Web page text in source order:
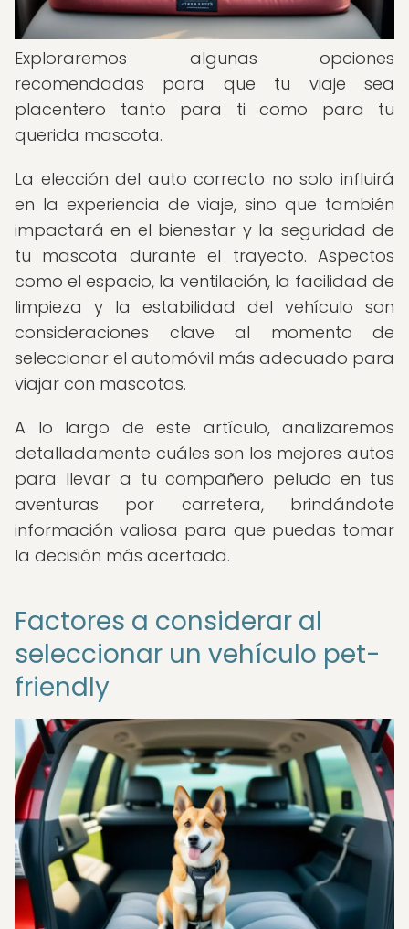
Exploraremos algunas opciones
recomendadas para que tu viaje sea
placentero tanto para ti como para tu
querida mascota.
La elección del auto correcto no solo influirá
en la experiencia de viaje, sino que también
impactará en el bienestar y la seguridad de
tu mascota durante el trayecto. Aspectos
como el espacio, la ventilación, la facilidad de
limpieza y la estabilidad del vehículo son
consideraciones clave al momento de
seleccionar el automóvil más adecuado para
viajar con mascotas.
A lo largo de este artículo, analizaremos
detalladamente cuáles son los mejores autos
para llevar a tu compañero peludo en tus
aventuras por carretera, brindándote
información valiosa para que puedas tomar
la decisión más acertada.
Factores a considerar al
seleccionar un vehículo pet-
friendly